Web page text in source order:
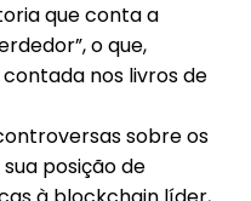
que conta a
o que,
nos livros de
sobre os
posição de